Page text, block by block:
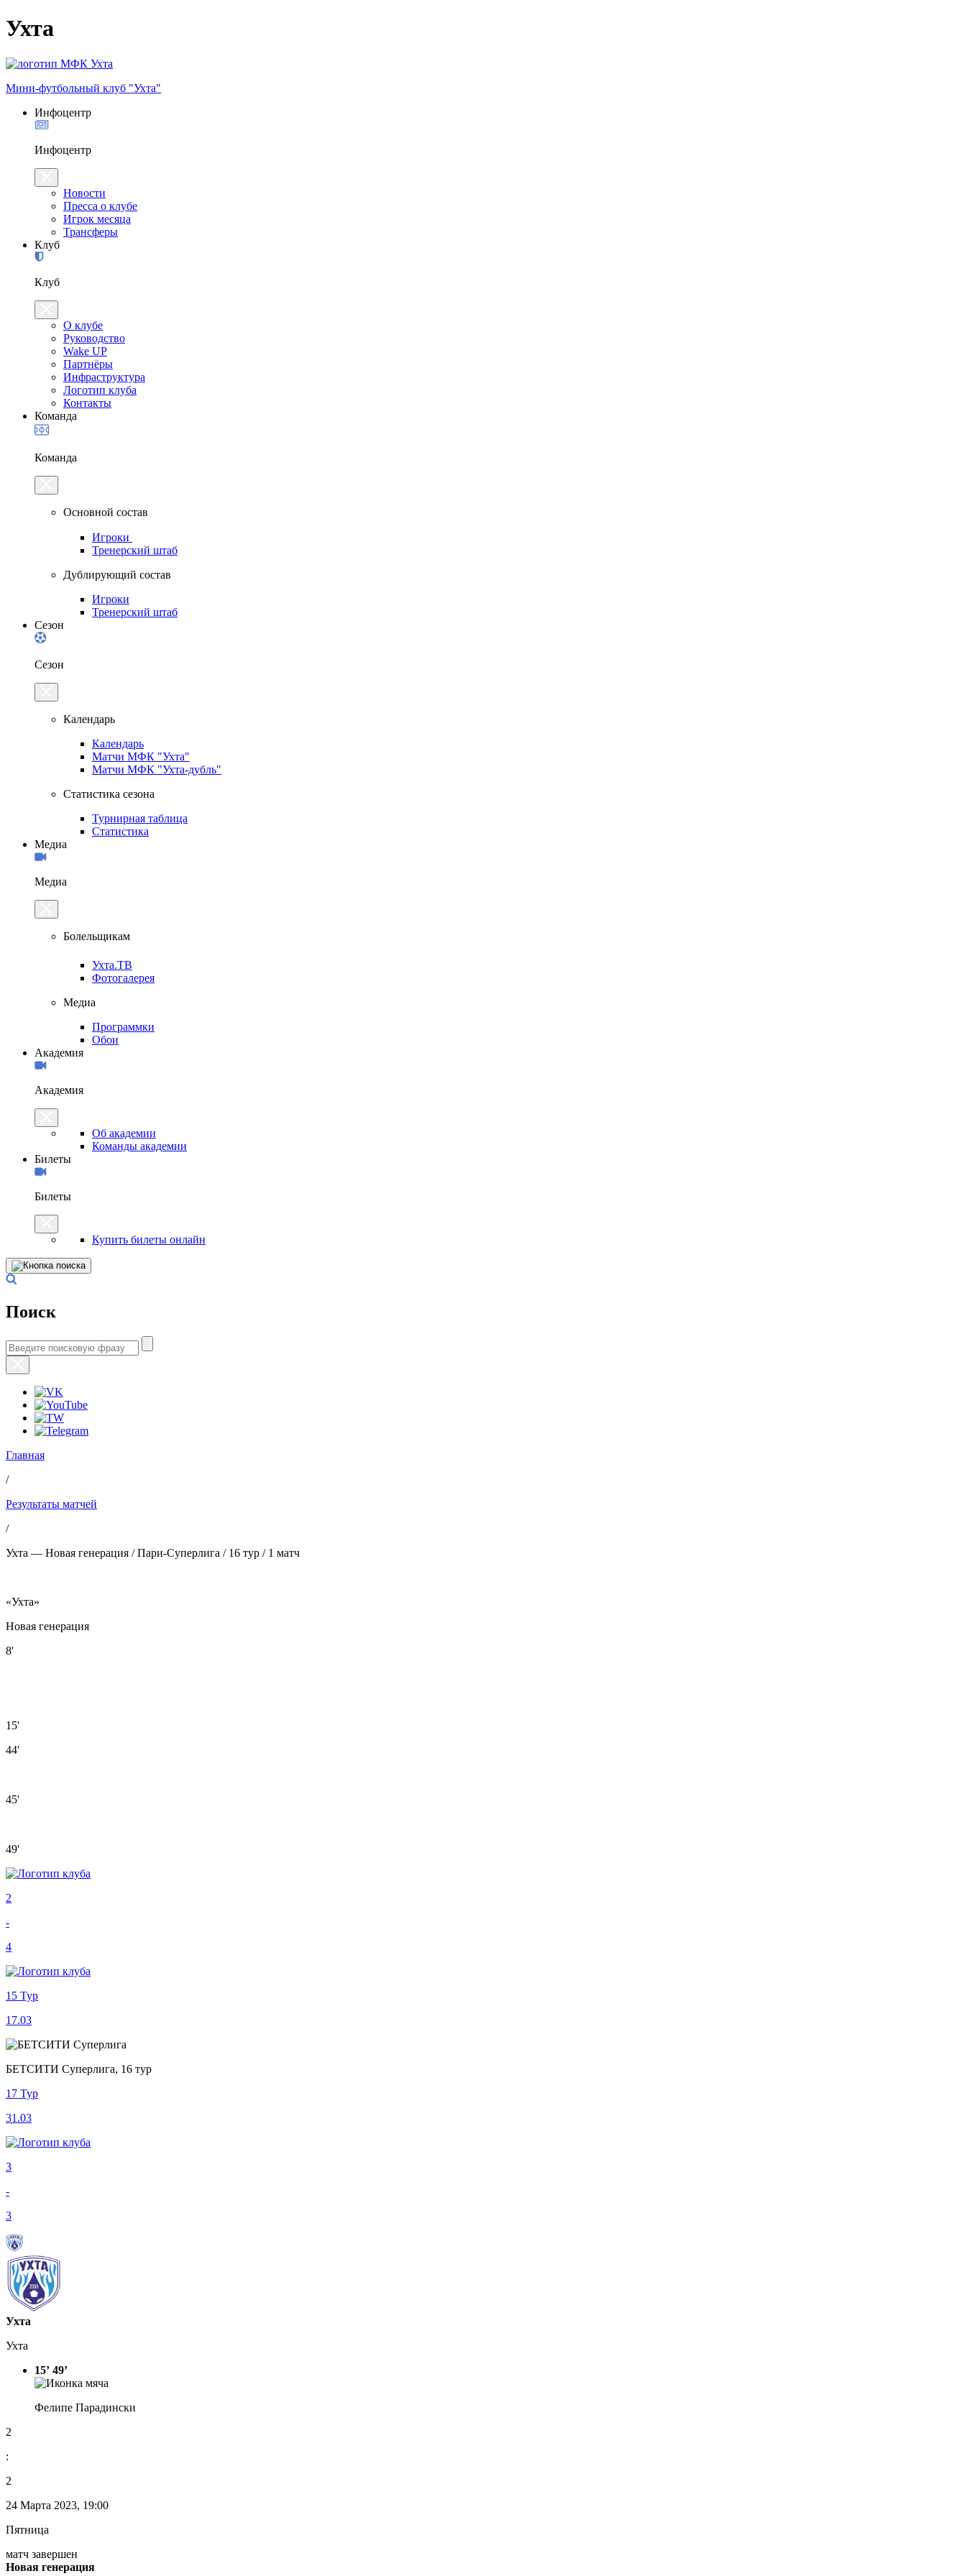
Ухта
Мини-футбольный клуб "Ухта"
Инфоцентр
Инфоцентр
Новости
Пресса о клубе
Игрок месяца
Трансферы
Клуб
Клуб
О клубе
Руководство
Wake UP
Партнёры
Инфраструктура
Логотип клуба
Контакты
Команда
Команда
Основной состав
Игроки
Тренерский штаб
Дублирующий состав
Игроки
Тренерский штаб
Сезон
Сезон
Календарь
Календарь
Матчи МФК "Ухта"
Матчи МФК "Ухта-дубль"
Статистика сезона
Турнирная таблица
Статистика
Медиа
Медиа
Болельщикам
Ухта.ТВ
Фотогалерея
Медиа
Программки
Обои
Академия
Академия
Об академии
Команды академии
Билеты
Билеты
Купить билеты онлайн
Поиск
Главная
/
Результаты матчей
/
Ухта — Новая генерация / Пари-Суперлига / 16 тур / 1 матч
«Ухта»
Новая генерация
8'
15'
44'
45'
49'
2
-
4
15 Тур
17.03
БЕТСИТИ Суперлига, 16 тур
17 Тур
31.03
3
-
3
Ухта
Ухта
15’ 49’
Фелипе Парадински
2
:
2
24 Марта 2023, 19:00
Пятница
матч завершен
Новая генерация